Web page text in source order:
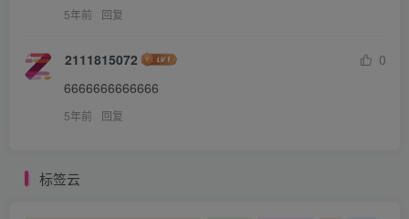
5年前 回复
2111815072
0
6666666666666
5年前 回复
标签云